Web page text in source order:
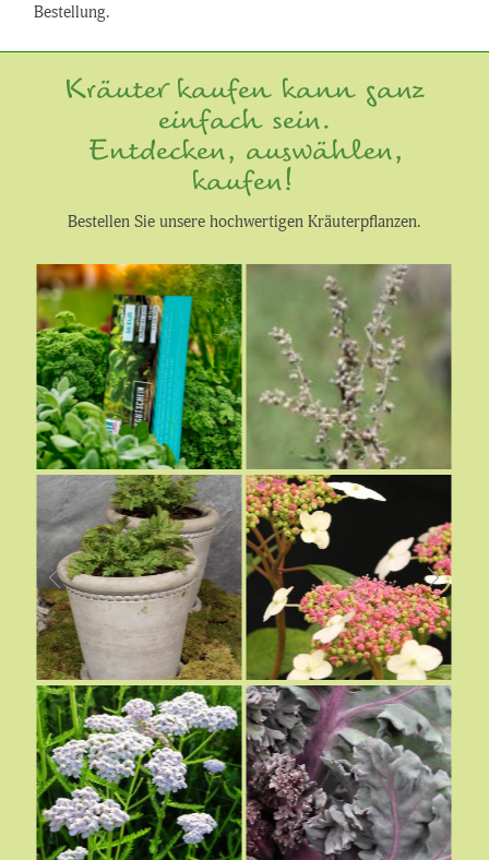
Bestellung.
Kräuter kaufen kann ganz
einfach sein.
Entdecken, auswählen,
kaufen!
Bestellen Sie unsere hochwertigen Kräuterpflanzen.
€ €
€
€
€
€